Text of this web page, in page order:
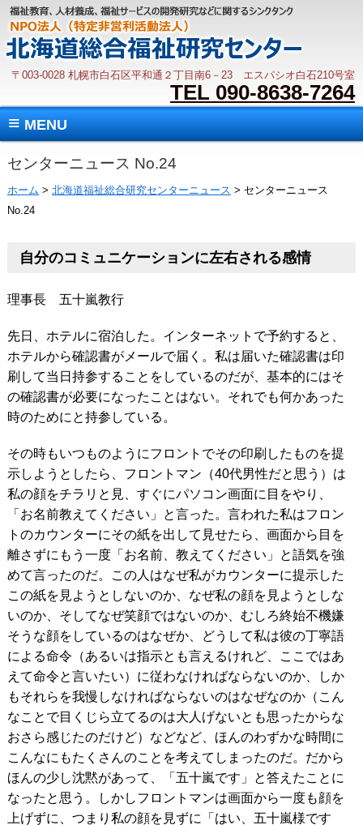
〒003-0028 札幌市白石区平和通２丁目南6－23 エスパシオ白石210号室
TEL 090-8638-7264
≡MENU
センターニュース No.24
ホーム > 北海道福祉総合研究センターニュース > センターニュース
No.24
自分のコミュニケーションに左右される感情
理事長 五十嵐教行
先日、ホテルに宿泊した。インターネットで予約すると、
ホテルから確認書がメールで届く。私は届いた確認書は印
刷して当日持参することをしているのだが、基本的にはそ
の確認書が必要になったことはない。それでも何かあった
時のためにと持参している。
その時もいつものようにフロントでその印刷したものを提
示しようとしたら、フロントマン（40代男性だと思う）は
私の顔をチラリと見、すぐにパソコン画面に目をやり、
「お名前教えてください」と言った。言われた私はフロン
トのカウンターにその紙を出して見せたら、画面から目を
離さずにもう一度「お名前、教えてください」と語気を強
めて言ったのだ。この人はなぜ私がカウンターに提示した
この紙を見ようとしないのか、なぜ私の顔を見ようとしな
いのか、そしてなぜ笑顔ではないのか、むしろ終始不機嫌
そうな顔をしているのはなぜか、どうして私は彼の丁寧語
による命令（あるいは指示とも言えるけれど、ここではあ
えて命令と言いたい）に従わなければならないのか、しか
もそれらを我慢しなければならないのはなぜなのか（こん
なことで目くじら立てるのは大人げないとも思ったからな
おさら感じたのだけど）などなど、ほんのわずかな時間に
こんなにもたくさんのことを考えてしまったのだ。だから
ほんの少し沈黙があって、「五十嵐です」と答えたことに
なったと思う。しかしフロントマンは画面から一度も顔を
上げずに、つまり私の顔を見ずに「はい、五十嵐様です